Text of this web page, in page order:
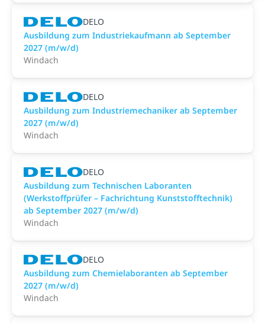
DELO
Ausbildung zum Industriekaufmann ab September
2027 (m/w/d)
Windach
DELO
Ausbildung zum Industriemechaniker ab September
2027 (m/w/d)
Windach
DELO
Ausbildung zum Technischen Laboranten
(Werkstoffprüfer – Fachrichtung Kunststofftechnik)
ab September 2027 (m/w/d)
Windach
DELO
Ausbildung zum Chemielaboranten ab September
2027 (m/w/d)
Windach